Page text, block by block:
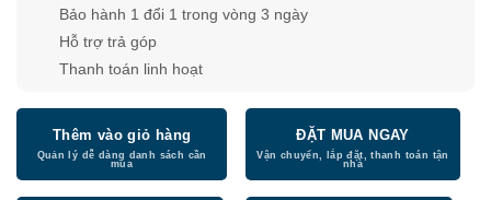
Bảo hành 1 đổi 1 trong vòng 3 ngày
Hỗ trợ trả góp
Thanh toán linh hoạt
Thêm vào giỏ hàng ĐẶT MUA NGAY